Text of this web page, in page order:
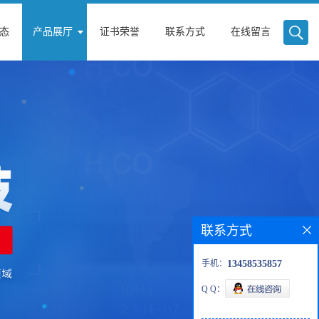
产品展厅 证书荣誉 联系方式 在线留言
联系方式
手机： 13458535857
Q Q：